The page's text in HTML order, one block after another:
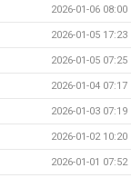
2026-01-06 08:00
2026-01-05 17:23
2026-01-05 07:25
2026-01-04 07:17
2026-01-03 07:19
2026-01-02 10:20
2026-01-01 07:52